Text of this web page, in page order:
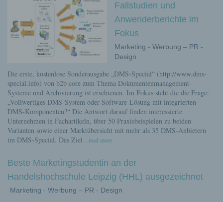
Fallstudien und
Anwenderberichte im
Fokus
Marketing - Werbung – PR -
Design
Die erste, kostenlose Sonderausgabe „DMS-Special“ (http://www.dms-
special.info) von b2b core zum Thema Dokumentenmanagement-
Systeme und Archivierung ist erschienen. Im Fokus steht die die Frage:
„Vollwertiges DMS-System oder Software-Lösung mit integrierten
DMS-Komponenten?“ Die Antwort darauf finden interessierte
Unternehmen in Fachartikeln, über 50 Praxisbeispielen zu beiden
Varianten sowie einer Marktübersicht mit mehr als 35 DMS-Anbietern
im DMS-Special. Das Ziel ...read more
Beste Marketingstudentin an der
Handelshochschule Leipzig (HHL) ausgezeichnet
Marketing - Werbung – PR - Design